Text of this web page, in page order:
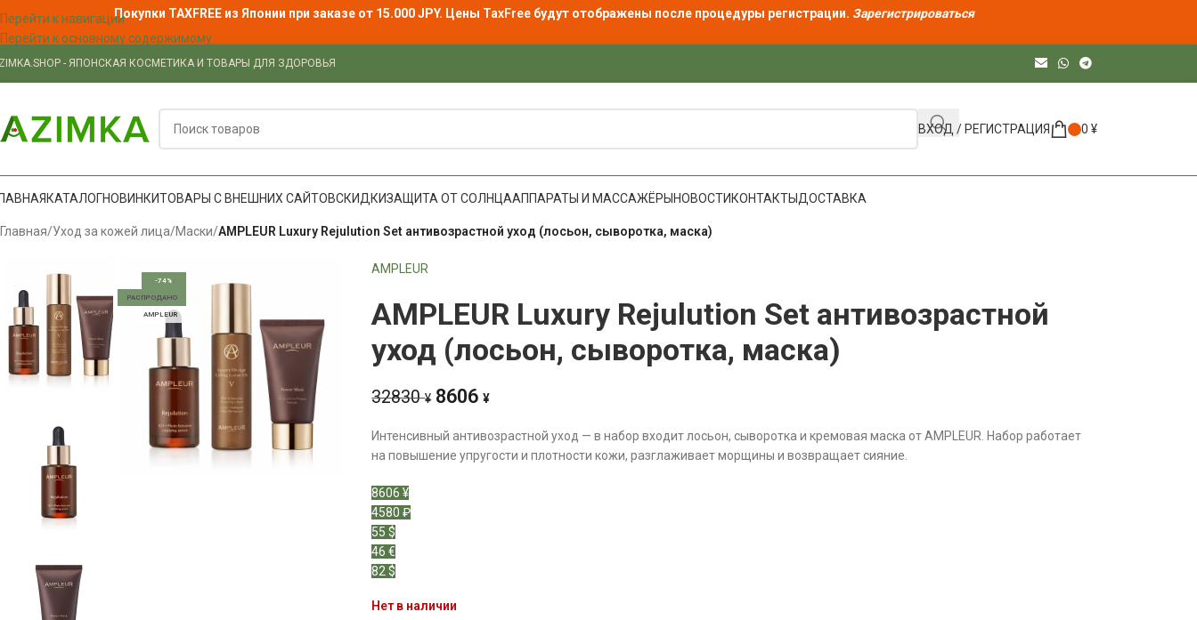
Перейти к навигации
Перейти к основному содержимому
Покупки TAXFREE из Японии при заказе от 15.000 JPY. Цены TaxFree будут отображены после процедуры регистрации. Зарегистрироваться
- ЯПОНСКАЯ КОСМЕТИКА И ТОВАРЫ ДЛЯ ЗДОРОВЬЯ
ВХОД / РЕГИСТРАЦИЯ 0 ¥
КАТАЛОГНОВИНКИТОВАРЫ С ВНЕШНИХ САЙТОВСКИДКИЗАЩИТА ОТ СОЛНЦААППАРАТЫ И МАССАЖЁРЫНОВОСТИКОНТАКТЫДОСТАВКА
Главная/Уход за кожей лица/Маски/AMPLEUR Luxury Rejulution Set антивозрастной уход (лосьон, сыворотка, маска)
-74%
РАСПРОДАНО
AMPLEUR
AMPLEUR
AMPLEUR Luxury Rejulution Set антивозрастной
уход (лосьон, сыворотка, маска)
32830¥ 8606¥
Интенсивный антивозрастной уход — в набор входит лосьон, сыворотка и кремовая маска от AMPLEUR. Набор работает
на повышение упругости и плотности кожи, разглаживает морщины и возвращает сияние.
8606 ¥
4580 ₽
55 $
46 €
82 $
Нет в наличии